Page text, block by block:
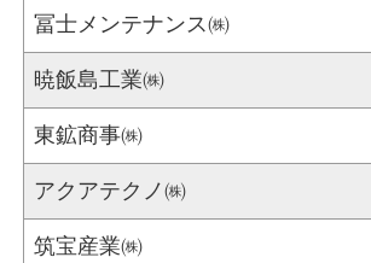
冨士メンテナンス㈱
暁飯島工業㈱
東鉱商事㈱
アクアテクノ㈱
筑宝産業㈱